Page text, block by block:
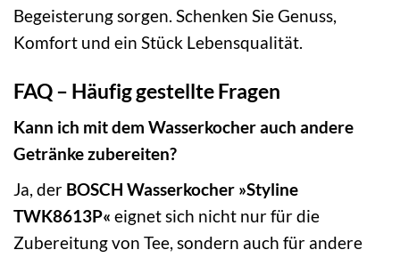
Begeisterung sorgen. Schenken Sie Genuss,
Komfort und ein Stück Lebensqualität.
FAQ – Häufig gestellte Fragen
Kann ich mit dem Wasserkocher auch andere
Getränke zubereiten?
Ja, der BOSCH Wasserkocher »Styline
TWK8613P« eignet sich nicht nur für die
Zubereitung von Tee, sondern auch für andere